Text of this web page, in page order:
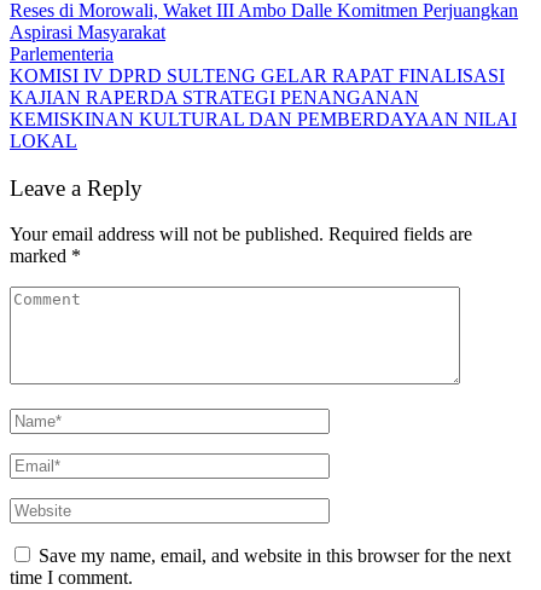
Reses di Morowali, Waket III Ambo Dalle Komitmen Perjuangkan
Aspirasi Masyarakat
Parlementeria
KOMISI IV DPRD SULTENG GELAR RAPAT FINALISASI
KAJIAN RAPERDA STRATEGI PENANGANAN
KEMISKINAN KULTURAL DAN PEMBERDAYAAN NILAI
LOKAL
Leave a Reply
Your email address will not be published. Required fields are
marked *
Save my name, email, and website in this browser for the next
time I comment.